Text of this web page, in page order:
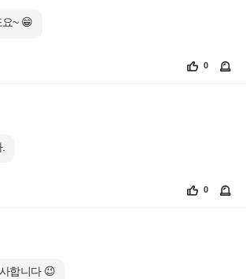
요~ 😁
0
.
0
합니다 😉